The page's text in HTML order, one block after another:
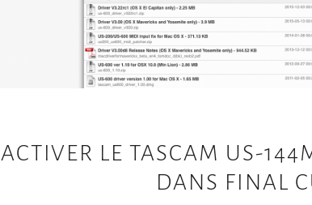
C
A
P
I
N
À
C
T
ACTIVER LE TASCAM US-
DANS FINAL